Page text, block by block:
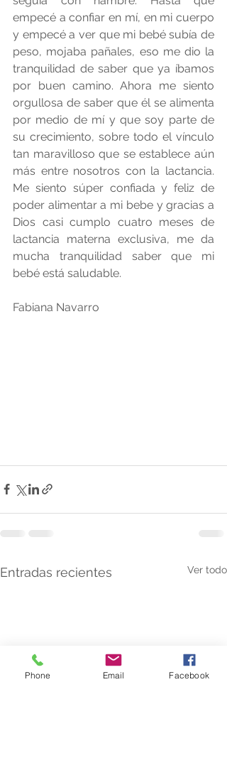
empecé a confiar en mí, en mi cuerpo
y empecé a ver que mi bebé subía de
peso, mojaba pañales, eso me dio la
tranquilidad de saber que ya íbamos
por buen camino. Ahora me siento
orgullosa de saber que él se alimenta
por medio de mí y que soy parte de
su crecimiento, sobre todo el vínculo
tan maravilloso que se establece aún
más entre nosotros con la lactancia.
Me siento súper confiada y feliz de
poder alimentar a mi bebe y gracias a
Dios casi cumplo cuatro meses de
lactancia materna exclusiva, me da
mucha tranquilidad saber que mi
bebé está saludable.
Fabiana Navarro
Entradas recientes Ver todo
Phone Email Facebook